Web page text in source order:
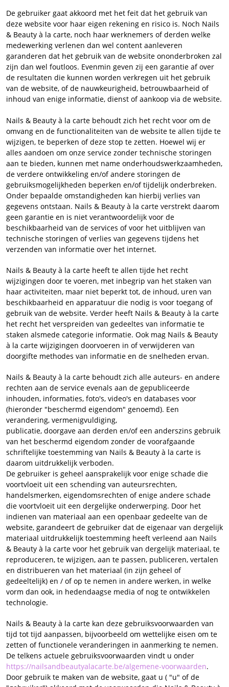
De gebruiker gaat akkoord met het feit dat het gebruik van
deze website voor haar eigen rekening en risico is. Noch Nails
& Beauty à la carte, noch haar werknemers of derden welke
medewerking verlenen dan wel content aanleveren
garanderen dat het gebruik van de website ononderbroken zal
zijn dan wel foutloos. Evenmin geven zij een garantie af over
de resultaten die kunnen worden verkregen uit het gebruik
van de website, of de nauwkeurigheid, betrouwbaarheid of
inhoud van enige informatie, dienst of aankoop via de website.
Nails & Beauty à la carte behoudt zich het recht voor om de
omvang en de functionaliteiten van de website te allen tijde te
wijzigen, te beperken of deze stop te zetten. Hoewel wij er
alles aandoen om onze service zonder technische storingen
aan te bieden, kunnen met name onderhoudswerkzaamheden,
de verdere ontwikkeling en/of andere storingen de
gebruiksmogelijkheden beperken en/of tijdelijk onderbreken.
Onder bepaalde omstandigheden kan hierbij verlies van
gegevens ontstaan. Nails & Beauty à la carte verstrekt daarom
geen garantie en is niet verantwoordelijk voor de
beschikbaarheid van de services of voor het uitblijven van
technische storingen of verlies van gegevens tijdens het
verzenden van informatie over het internet.
Nails & Beauty à la carte heeft te allen tijde het recht
wijzigingen door te voeren, met inbegrip van het staken van
haar activiteiten, maar niet beperkt tot, de inhoud, uren van
beschikbaarheid en apparatuur die nodig is voor toegang of
gebruik van de website. Verder heeft Nails & Beauty à la carte
het recht het verspreiden van gedeeltes van informatie te
staken alsmede categorie informatie. Ook mag Nails & Beauty
à la carte wijzigingen doorvoeren in of verwijderen van
doorgifte methodes van informatie en de snelheden ervan.
Nails & Beauty à la carte behoudt zich alle auteurs- en andere
rechten aan de service evenals aan de gepubliceerde
inhouden, informaties, foto's, video's en databases voor
(hieronder "beschermd eigendom" genoemd). Een
verandering, vermenigvuldiging,
publicatie, doorgave aan derden en/of een anderszins gebruik
van het beschermd eigendom zonder de voorafgaande
schriftelijke toestemming van Nails & Beauty à la carte is
daarom uitdrukkelijk verboden.
De gebruiker is geheel aansprakelijk voor enige schade die
voortvloeit uit een schending van auteursrechten,
handelsmerken, eigendomsrechten of enige andere schade
die voortvloeit uit een dergelijke onderwerping. Door het
indienen van materiaal aan een openbaar gedeelte van de
website, garandeert de gebruiker dat de eigenaar van dergelijk
materiaal uitdrukkelijk toestemming heeft verleend aan Nails
& Beauty à la carte voor het gebruik van dergelijk materiaal, te
reproduceren, te wijzigen, aan te passen, publiceren, vertalen
en distribueren van het materiaal (in zijn geheel of
gedeeltelijk) en / of op te nemen in andere werken, in welke
vorm dan ook, in hedendaagse media of nog te ontwikkelen
technologie.
Nails & Beauty à la carte kan deze gebruiksvoorwaarden van
tijd tot tijd aanpassen, bijvoorbeeld om wettelijke eisen om te
zetten of functionele veranderingen in aanmerking te nemen.
De telkens actuele gebruiksvoorwaarden vindt u onder
https://nailsandbeautyalacarte.be/algemene-voorwaarden.
Door gebruik te maken van de website, gaat u ( "u" of de